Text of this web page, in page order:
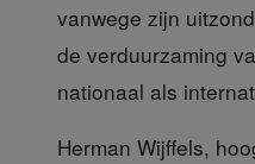
vanwege zijn
de verduurzaming
nationaal als
Herman Wijffels,